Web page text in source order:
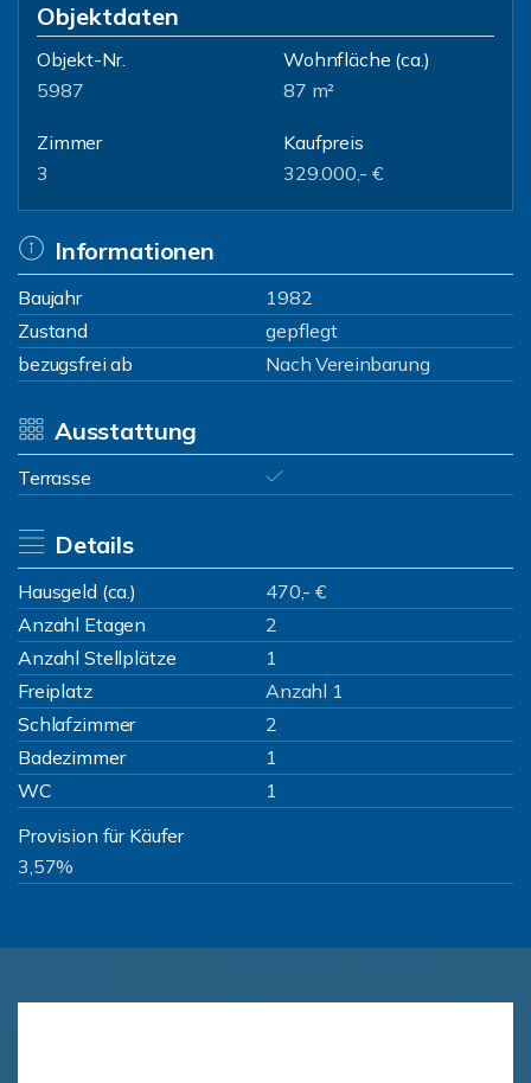
Objektdaten
Objekt-Nr.
5987
Wohnfläche (ca.)
87 m²
Zimmer
3
Kaufpreis
329.000,- €
Informationen
Baujahr
1982
Zustand
gepflegt
bezugsfrei ab
Nach Vereinbarung
Ausstattung
Terrasse
Details
Hausgeld (ca.)
470,- €
Anzahl Etagen
2
Anzahl Stellplätze
1
Freiplatz
Anzahl 1
Schlafzimmer
2
Badezimmer
1
WC
1
Provision für Käufer
3,57%